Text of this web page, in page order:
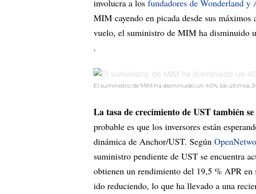
involucra a los fundadores de Wonderland y
MIM cayendo en picada desde sus
vuelo, el suministro de MIM ha disminuido
.
El suministro de MIM ha disminuido un 40% los últimos
La tasa de crecimiento de UST también
probable es que los inversores están
dinámica de Anchor/UST. Según
suministro pendiente de UST se encuentra
obtienen un rendimiento del 19,5 % APR en
ido reduciendo, lo que ha llevado a una